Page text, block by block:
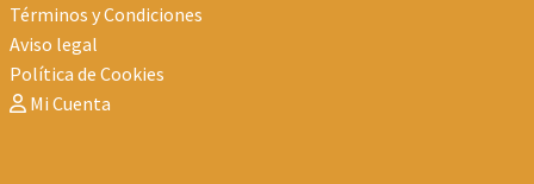
Términos y Condiciones
Aviso legal
Política de Cookies
Mi Cuenta